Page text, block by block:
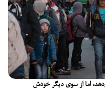
اما از سوی دیگر خودش